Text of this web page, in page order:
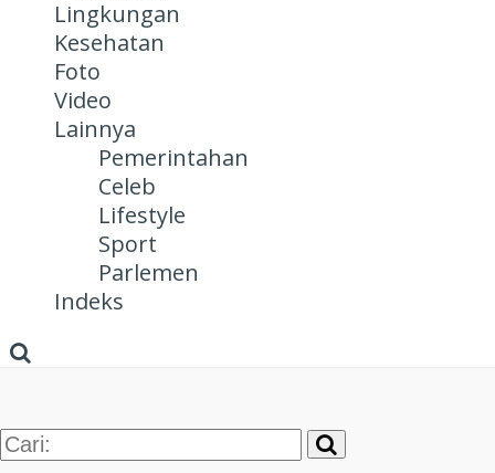
Lingkungan
Kesehatan
Foto
Video
Lainnya
Pemerintahan
Celeb
Lifestyle
Sport
Parlemen
Indeks